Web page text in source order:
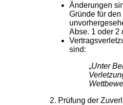
Änderungen
Gründe für
Abse. 1 oder 2
sind:
„Unter
2. Prüfung der